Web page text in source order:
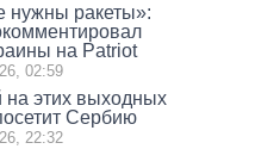
нужны ракеты»:
на Patriot
02:59
на этих выходных
Сербию
22:32